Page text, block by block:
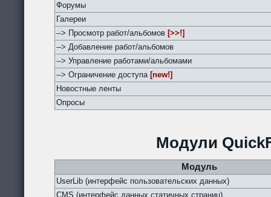
Форумы
Галереи
--> Просмотр работ/альбомов [>>!]
--> Добавление работ/альбомов
--> Управление работами/альбомами
--> Ограничение доступа [new!]
Новостные ленты
Опросы
Модули
Модуль
UserLib (интерфейс пользовательских данных)
CMS (интерфейс данных статичных страниц)